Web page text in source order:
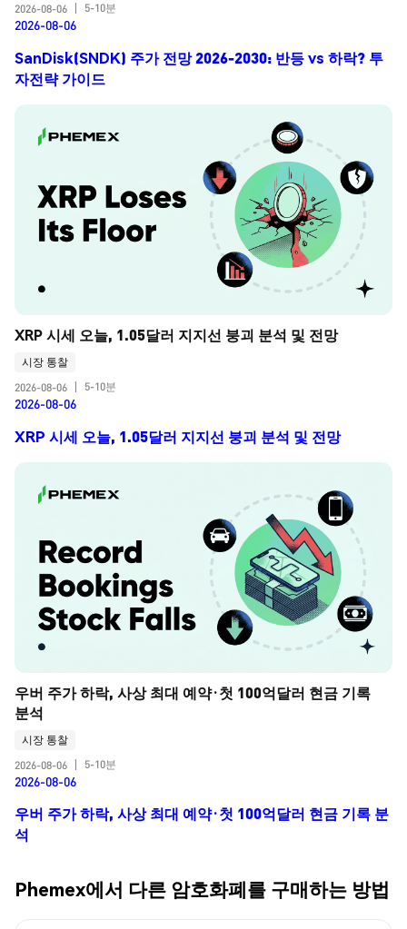
2026-08-06
5-10분
2026-08-06
SanDisk(SNDK) 주가 전망 2026-2030: 반등 vs 하락? 투
자전략 가이드
XRP 시세 오늘, 1.05달러 지지선 붕괴 분석 및 전망
시장 통찰
2026-08-06
5-10분
2026-08-06
XRP 시세 오늘, 1.05달러 지지선 붕괴 분석 및 전망
우버 주가 하락, 사상 최대 예약·첫 100억달러 현금 기록
분석
시장 통찰
2026-08-06
5-10분
2026-08-06
우버 주가 하락, 사상 최대 예약·첫 100억달러 현금 기록 분
석
Phemex에서 다른 암호화폐를 구매하는 방법